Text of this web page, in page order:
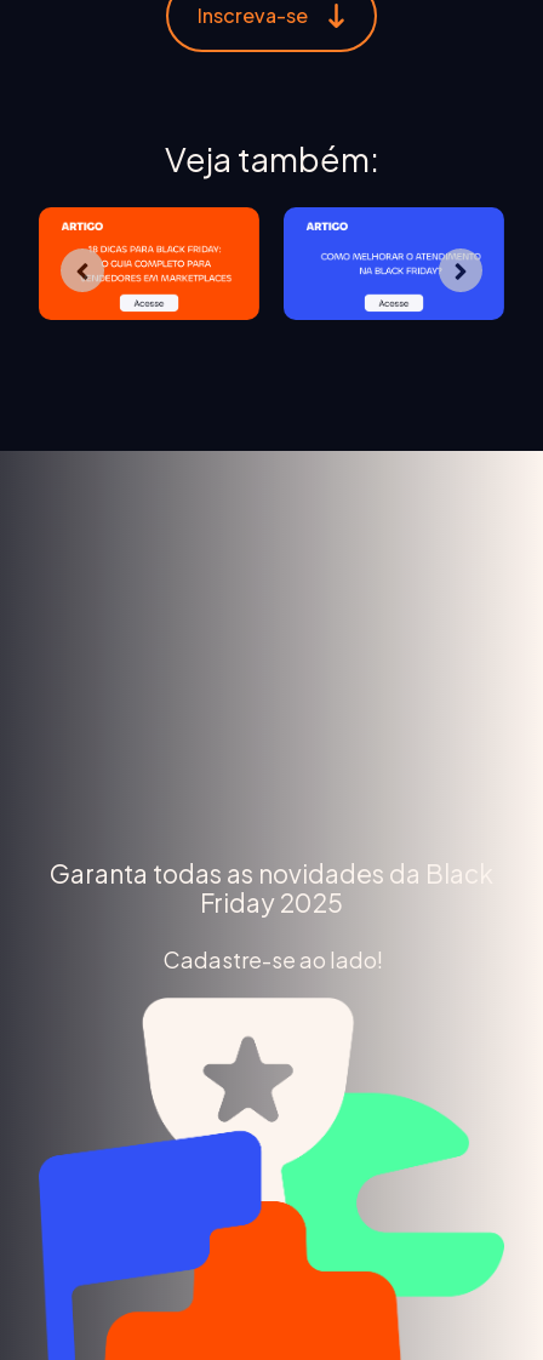
Inscreva-se
Veja também:
Garanta todas as novidades da Black
Friday 2025
Cadastre-se ao lado!